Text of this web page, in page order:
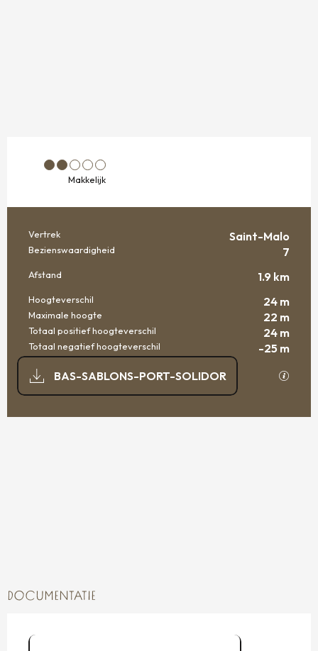
Makkelijk
PRAKTISCHE INFORMATIE
Vertrek Saint-Malo
Bezienswaardigheid 7
Afstand 1.9 km
Hoogteverschil 24 m
Maximale hoogte 22 m
Totaal positief hoogteverschil 24 m
Totaal negatief hoogteverschil
-25 m
DOCUMENTATIE
BAS-SABLONS-PORT-SOLIDOR Met
DOCUMENTATIE